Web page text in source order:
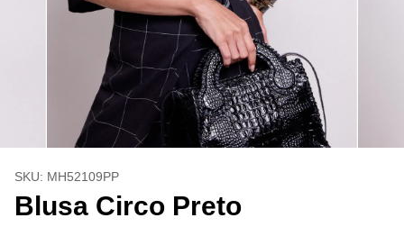
SKU: MH52109PP
Blusa Circo Preto